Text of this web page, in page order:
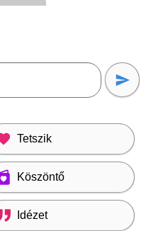
Tetszik
Köszöntő
Idézet